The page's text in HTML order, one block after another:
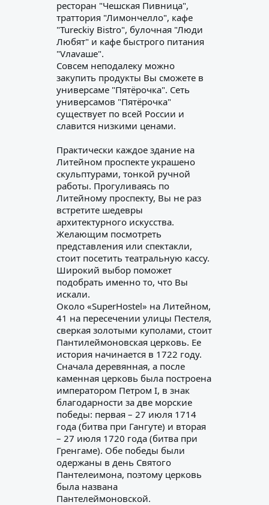
ресторан "Чешская Пивница",
траттория "Лимончелло", кафе
"Tureckiy Bistro", булочная "Люди
Любят" и кафе быстрого питания
"Vлаvаше".
Совсем неподалеку можно
закупить продукты Вы сможете в
универсаме "Пятёрочка". Сеть
универсамов "Пятёрочка"
существует по всей России и
славится низкими ценами.
Практически каждое здание на
Литейном проспекте украшено
скульптурами, тонкой ручной
работы. Прогуливаясь по
Литейному проспекту, Вы не раз
встретите шедевры
архитектурного искусства.
Желающим посмотреть
представления или спектакли,
стоит посетить театральную кассу.
Широкий выбор поможет
подобрать именно то, что Вы
искали.
Около «SuperHostel» на Литейном,
41 на пересечении улицы Пестеля,
сверкая золотыми куполами, стоит
Пантилеймоновская церковь. Ее
история начинается в 1722 году.
Сначала деревянная, а после
каменная церковь была построена
императором Петром I, в знак
благодарности за две морские
победы: первая – 27 июля 1714
года (битва при Гангуте) и вторая
– 27 июля 1720 года (битва при
Гренгаме). Обе победы были
одержаны в день Святого
Пантелеимона, поэтому церковь
была названа
Пантелеймоновской.